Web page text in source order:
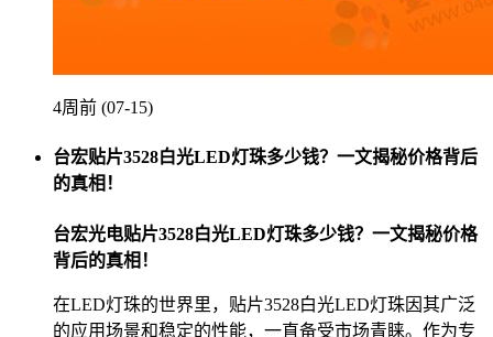
4周前 (07-15)
台宏贴片3528白光LED灯珠多少钱？一文揭秘价格背后
的真相！
台宏光电贴片3528白光LED灯珠多少钱？一文揭秘价格
背后的真相！
在LED灯珠的世界里，贴片3528白光LED灯珠因其广泛
的应用场景和稳定的性能，一直备受市场青睐。作为专